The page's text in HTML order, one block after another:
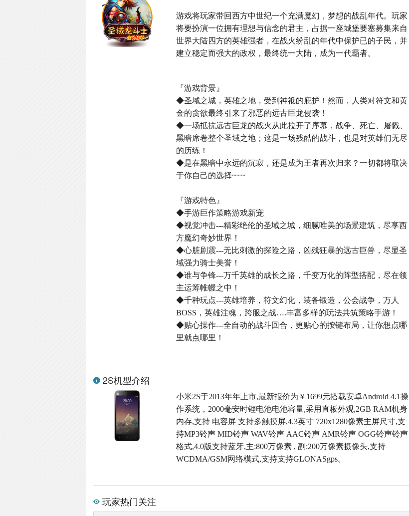
游戏将玩家带回西方中世纪一个充满魔幻，梦想的战乱年代。玩家
将要扮演一位拥有理想与信念的君主，占据一座城堡要塞募集来自
世界大陆四方的英雄强者，在战火纷乱的年代中保护已的子民，并
建立稳定而强大的政权，最终统一大陆，成为一代霸者。
『游戏背景』
◆圣域之城，英雄之地，受到神祗的庇护！然而，人类对符文和黄
金的贪欲最终引来了邪恶的远古巨龙侵袭！
◆一场抵抗远古巨龙的战火从此拉开了序幕，战争、死亡、屠戮、
黑暗席卷整个圣域之地；这是一场残酷的战斗，也是对英雄们无尽
的历练！
◆是在黑暗中永远的沉寂，还是成为王者再次归来？一切都将取决
于你自己的选择~~~
『游戏特色』
◆手游巨作策略游戏新宠
◆视觉冲击---精彩绝伦的圣域之城，细腻唯美的场景建筑，尽享西
方魔幻奇妙世界！
◆心脏剧震---无比刺激的探险之路，凶残狂暴的远古巨兽，尽显圣
域强力骑士美誉！
◆谁与争锋---万千英雄的成长之路，千变万化的阵型搭配，尽在领
主运筹帷幄之中！
◆千种玩点---英雄培养，符文幻化，装备锻造，公会战争，万人
BOSS，英雄注魂，跨服之战….丰富多样的玩法共筑策略手游！
◆贴心操作---全自动的战斗回合，更贴心的按键布局，让你想点哪
里就点哪里！
2S机型介绍
小米2S于2013年年上市,最新报价为￥1699元搭载安卓Android 4.1操
作系统，2000毫安时锂电池电池容量,采用直板外观,2GB RAM机身
内存,支持 电容屏 支持多触摸屏,4.3英寸 720x1280像素主屏尺寸,支
持MP3铃声 MID铃声 WAV铃声 AAC铃声 AMR铃声 OGG铃声铃声
格式,4.0版支持蓝牙,主:800万像素 , 副:200万像素摄像头,支持
WCDMA/GSM网络模式,支持支持GLONASgps。
玩家热门关注